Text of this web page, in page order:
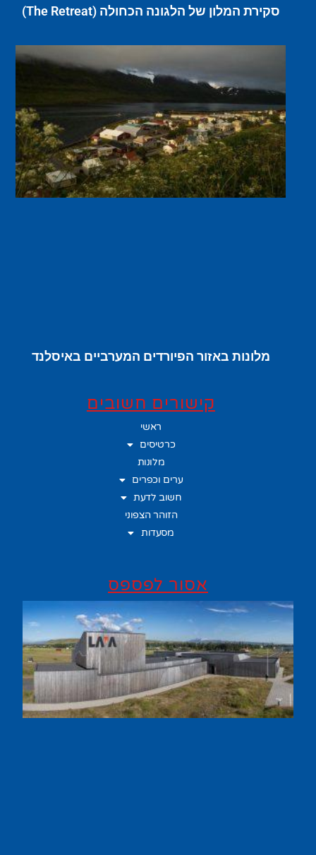
סקירת המלון של הלגונה הכחולה (The Retreat)
מלונות באזור הפיורדים המערביים באיסלנד
קישורים חשובים
ראשי
כרטיסים
מלונות
ערים וכפרים
חשוב לדעת
הזוהר הצפוני
מסעדות
אסור לפספס